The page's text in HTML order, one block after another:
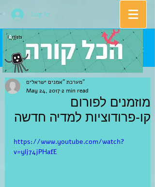
Log In
מוזמנים לפורום
קו-פרודוציות למדיה חדשה
מערכת "אמנים ישראלים"
May 24, 20172 min read
https://www.youtube.com/watch?
v=ylj74jPHafE